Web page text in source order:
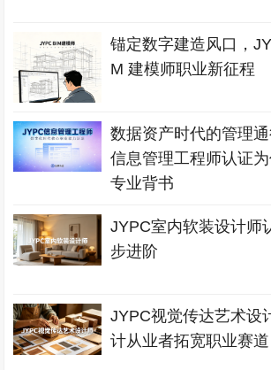
锚定数字建造风口，
M 建模师职业新征程
数据资产时代的管理
信息管理工程师认证
专业背书
JYPC室内软装设计师
步进阶
JYPC视觉传达艺术设
计从业者拓宽职业赛道